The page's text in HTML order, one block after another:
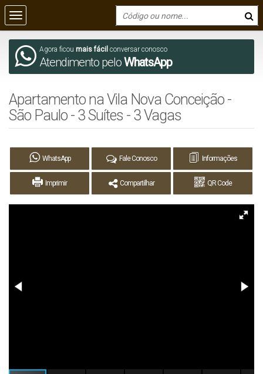
Agora ficou mais fácil conversar conosco
Atendimento peloWhatsApp
Apartamento na Vila Nova Conceição -
São Paulo - 3 Suítes - 3 Vagas
WhatsApp Fale Conosco Informações
Imprimir Compartilhar QR Code